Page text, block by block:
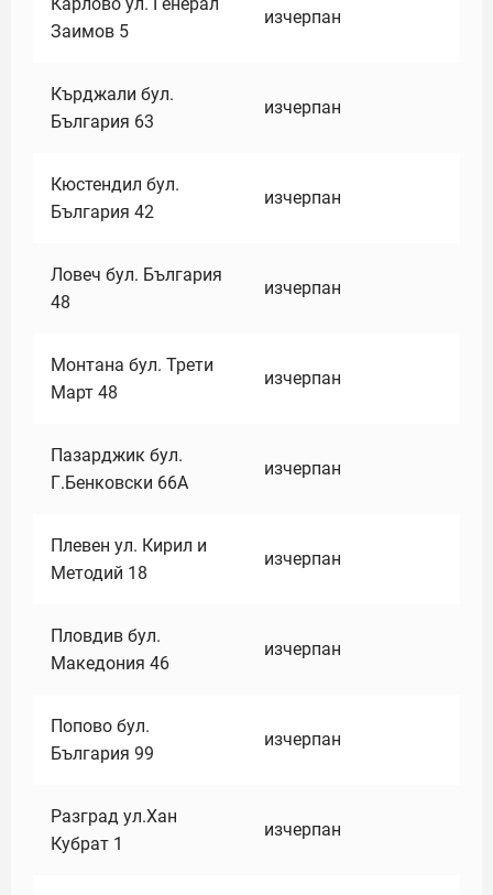
Заимов 5
изчерпан
Кърджали бул.
България 63
изчерпан
Кюстендил бул.
България 42
изчерпан
Ловеч бул. България
48
изчерпан
Монтана бул. Трети
Март 48
изчерпан
Пазарджик бул.
Г.Бенковски 66А
изчерпан
Плевен ул. Кирил и
Методий 18
изчерпан
Пловдив бул.
Македония 46
изчерпан
Попово бул.
България 99
изчерпан
Разград ул.Хан
Кубрат 1
изчерпан